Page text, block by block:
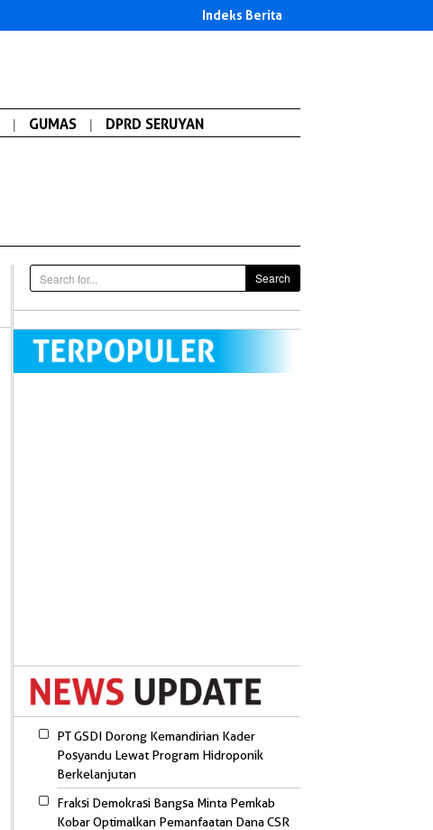
Indeks Berita
| GUMAS | DPRD SERUYAN
Search
PT GSDI Dorong Kemandirian Kader
Posyandu Lewat Program Hidroponik
Berkelanjutan
Fraksi Demokrasi Bangsa Minta Pemkab
Kobar Optimalkan Pemanfaatan Dana CSR